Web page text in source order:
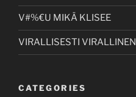
V#%€U MIKÄ KLISEE
VIRALLISESTI VIRALLINEN
CATEGORIES